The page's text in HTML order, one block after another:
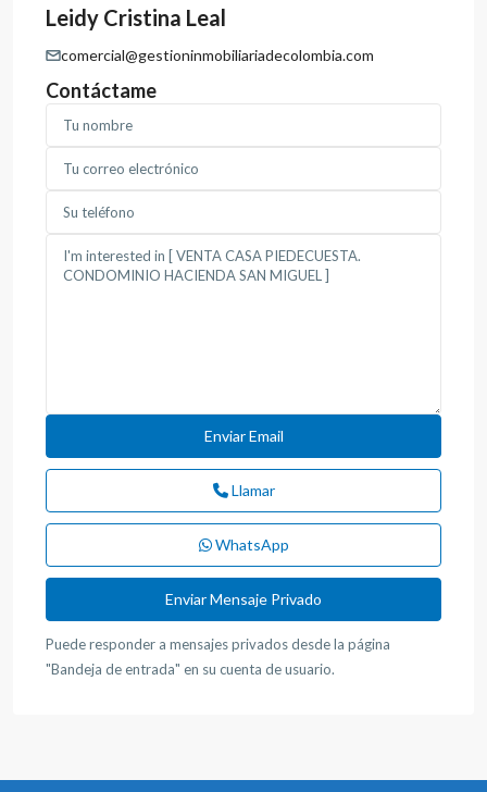
Leidy Cristina Leal
comercial@gestioninmobiliariadecolombia.com
Contáctame
Llamar
WhatsApp
Puede responder a mensajes privados desde la página
"Bandeja de entrada" en su cuenta de usuario.